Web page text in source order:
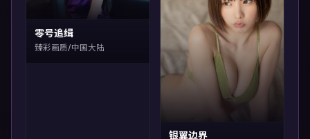
零号追缉
臻彩画质/中国大陆
银翼边界